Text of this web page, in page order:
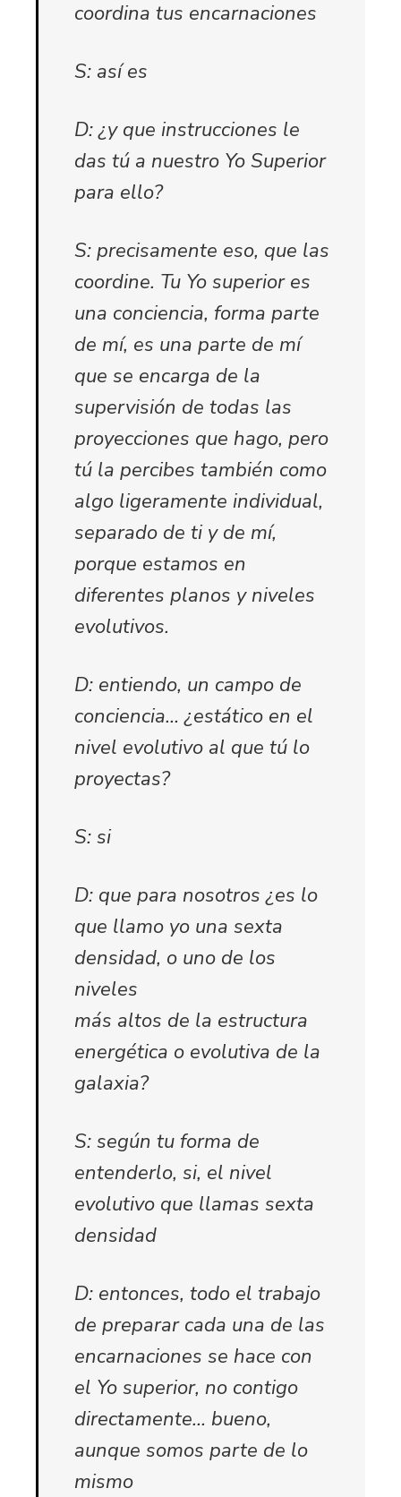
coordina tus encarnaciones
S: así es
D: ¿y que instrucciones le
das tú a nuestro Yo Superior
para ello?
S: precisamente eso, que las
coordine. Tu Yo superior es
una conciencia, forma parte
de mí, es una parte de mí
que se encarga de la
supervisión de todas las
proyecciones que hago, pero
tú la percibes también como
algo ligeramente individual,
separado de ti y de mí,
porque estamos en
diferentes planos y niveles
evolutivos.
D: entiendo, un campo de
conciencia… ¿estático en el
nivel evolutivo al que tú lo
proyectas?
S: si
D: que para nosotros ¿es lo
que llamo yo una sexta
densidad, o uno de los
niveles
más altos de la estructura
energética o evolutiva de la
galaxia?
S: según tu forma de
entenderlo, si, el nivel
evolutivo que llamas sexta
densidad
D: entonces, todo el trabajo
de preparar cada una de las
encarnaciones se hace con
el Yo superior, no contigo
directamente… bueno,
aunque somos parte de lo
mismo